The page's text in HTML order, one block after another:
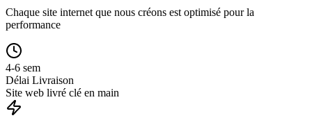
Chaque site internet que nous créons est optimisé pour la
performance
4-6 sem
Délai Livraison
Site web livré clé en main